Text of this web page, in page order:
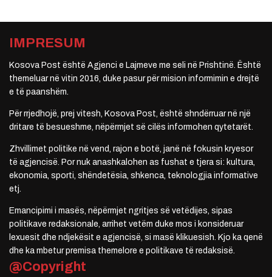
IMPRESUM
Kosova Post është Agjenci e Lajmeve me seli në Prishtinë. Është
themeluar në vitin 2016, duke pasur për mision informimin e drejtë
e të paanshëm.
Për rrjedhojë, prej vitesh, Kosova Post, është shndërruar në një
dritare të besueshme, nëpërmjet së cilës informohen qytetarët.
Zhvillimet politike në vend, rajon e botë, janë në fokusin kryesor
të agjencisë. Por nuk anashkalohen as fushat e tjera si: kultura,
ekonomia, sporti, shëndetësia, shkenca, teknologjia informative
etj.
Emancipimi i masës, nëpërmjet ngritjes së vetëdijes, sipas
politikave redaksionale, arrihet vetëm duke mos i konsideruar
lexuesit dhe ndjekësit e agjencisë, si masë klikuesish. Kjo ka qenë
dhe ka mbetur premisa themelore e politikave të redaksisë.
@Copyright